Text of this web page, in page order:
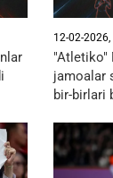
12-02-2026,
"Atletiko"
jamoalar
bir-birlari